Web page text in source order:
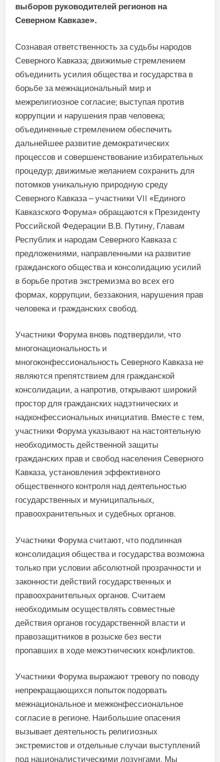
выборов руководителей регионов на
Северном Кавказе».
Сознавая ответственность за судьбы народов
Северного Кавказа; движимые стремлением
объединить усилия общества и государства в
борьбе за межнациональный мир и
межрелигиозное согласие; выступая против
коррупции и нарушения прав человека;
объединенные стремлением обеспечить
дальнейшее развитие демократических
процессов и совершенствование избирательных
процедур; движимые желанием сохранить для
потомков уникальную природную среду
Северного Кавказа – участники VII «Единого
Кавказского Форума» обращаются к Президенту
Российской Федерации В.В. Путину, Главам
Республик и народам Северного Кавказа с
предложениями, направленными на развитие
гражданского общества и консолидацию усилий
в борьбе против экстремизма во всех его
формах, коррупции, беззакония, нарушения прав
человека и гражданских свобод.
Участники Форума вновь подтвердили, что
многонациональность и
многоконфессиональность Северного Кавказа не
являются препятствием для гражданской
консолидации, а напротив, открывают широкий
простор для гражданских надэтнических и
надконфессиональных инициатив. Вместе с тем,
участники Форума указывают на настоятельную
необходимость действенной защиты
гражданских прав и свобод населения Северного
Кавказа, установления эффективного
общественного контроля над деятельностью
государственных и муниципальных,
правоохранительных и судебных органов.
Участники Форума считают, что подлинная
консолидация общества и государства возможна
только при условии абсолютной прозрачности и
законности действий государственных и
правоохранительных органов. Считаем
необходимым осуществлять совместные
действия органов государственной власти и
правозащитников в розыске без вести
пропавших в ходе межэтнических конфликтов.
Участники Форума выражают тревогу по поводу
непрекращающихся попыток подорвать
межнациональное и межконфессиональное
согласие в регионе. Наибольшие опасения
вызывает деятельность религиозных
экстремистов и отдельные случаи выступлений
под националистическими лозунгами. Мы